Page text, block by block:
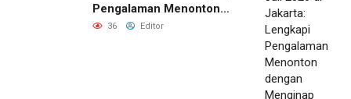
Pengalaman Menonton
dengan Menginap Lebih
36 Editor